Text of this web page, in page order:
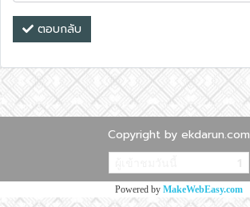
ตอบกลับ
Copyright by ekdarun.com
Powered by MakeWebEasy.com